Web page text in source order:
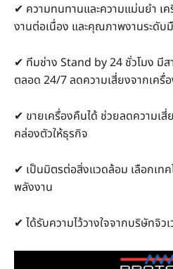
✔ ความทนทานและความแม่นยำ เ
งานต่อเนื่อง และคุณภาพงานระดับ
✔ ทีมช่าง Stand by 24 ชั่วโมง มี
ตลอด 24/7 ลดความเสี่ยงจากเครื่
✔ ขายเครื่องคืนได้ ช่วยลดความเสี่
คล่องตัวให้ธุรกิจ
✔ เป็นมิตรต่อสิ่งแวดล้อม เลือกเท
พลังงาน
✔ ได้รับความไว้วางใจจากบริษัทจิว